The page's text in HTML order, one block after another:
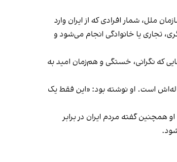
ملل، شمار افرادی که از ایران وارد
تجاری یا خانوادگی انجام می‌شود و
که نگرانی، خستگی و هم‌زمان امید به
است. او نوشته بود: «این فقط یک
گفته مردم ایران در برابر